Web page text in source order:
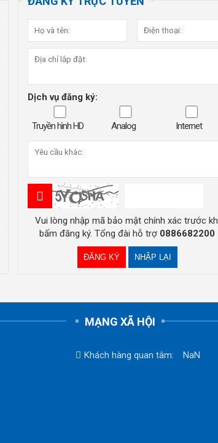
Dịch vụ đăng ký:
Truyền hình HD Analog Internet
Vui lòng nhập mã bảo mật chính xác trước
bấm đăng ký. Tổng đài hỗ trợ 0886682200
MẠNG XÃ HỘI
Khách hàng quan tâm: NaN